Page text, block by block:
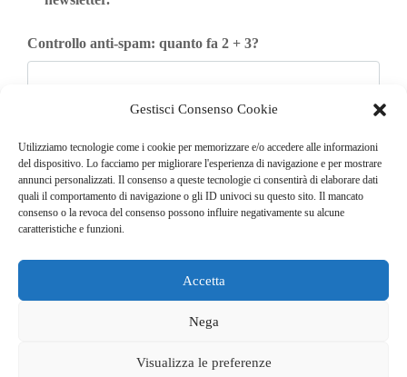
Gestisci Consenso Cookie
Utilizziamo tecnologie come i cookie per memorizzare e/o accedere alle informazioni
del dispositivo. Lo facciamo per migliorare l'esperienza di navigazione e per mostrare
annunci personalizzati. Il consenso a queste tecnologie ci consentirà di elaborare dati
quali il comportamento di navigazione o gli ID univoci su questo sito. Il mancato
consenso o la revoca del consenso possono influire negativamente su alcune
caratteristiche e funzioni.
Accetta
Nega
Visualizza le preferenze
Controllo anti-spam: quanto fa 2 + 3?
Iscriviti